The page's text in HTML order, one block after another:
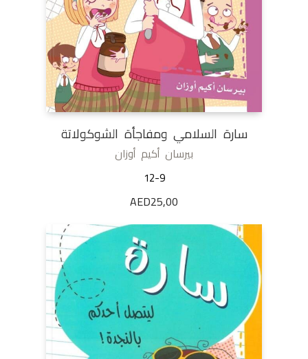
سارة السلامي ومفاجأة الشوكولاتة
بيرسان أكيم أوزان
12-9
AED25,00